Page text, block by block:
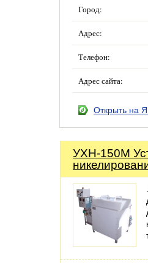
Город:
Адрес:
Телефон:
Адрес сайта:
Открыть на
УХН-150М